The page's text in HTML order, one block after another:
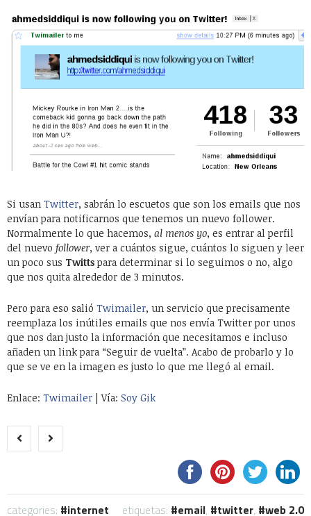
Si usan Twitter, sabrán lo escuetos que son los emails que nos
envían para notificarnos que tenemos un nuevo follower.
Normalmente lo que hacemos, al menos yo, es entrar al perfil
del nuevo follower, ver a cuántos sigue, cuántos lo siguen y leer
un poco sus Twittspara determinar si lo seguimos o no, algo
que nos quita alrededor de 3 minutos.
Pero para eso salió Twimailer, un servicio que precisamente
reemplaza los inútiles emails que nos envía Twitter por unos
que nos dan justo la información que necesitamos e incluso
añaden un link para “Seguir de vuelta”. Acabo de probarlo y lo
que se ve en la imagen es justo lo que me llegó al email.
Enlace: Twimailer | Vía: Soy Gik
categories: internet etiquetas: email, twitter, web 2.0